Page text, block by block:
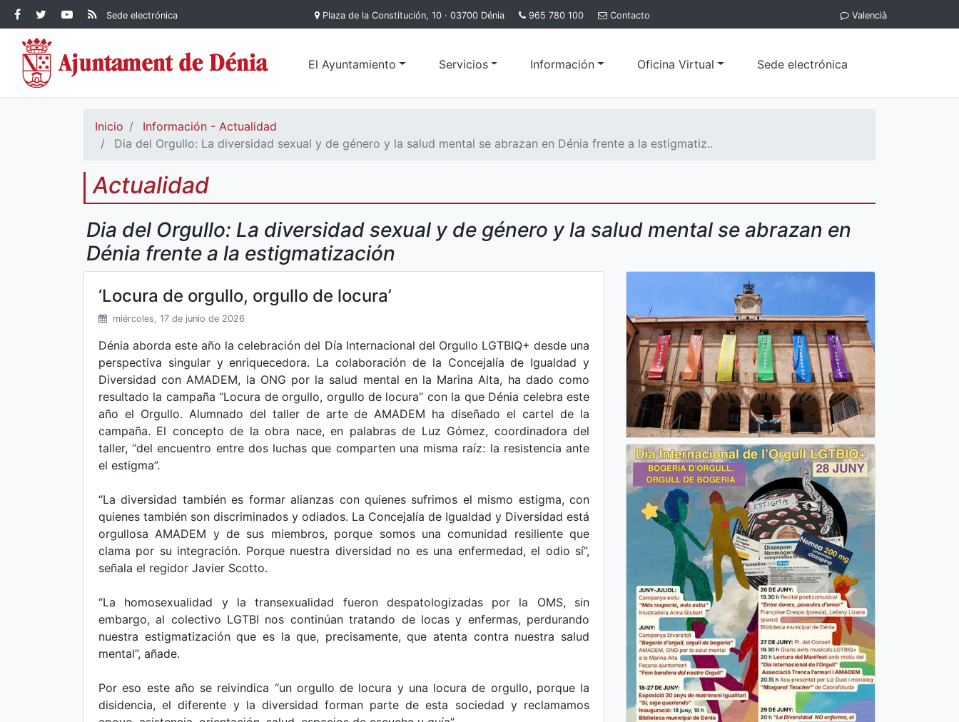
Contenido principal
Facebook Ayuntamiento de
Dénia
Ayuntamiento de Dénia
YouTube
Ayuntamiento de
RSS Actualidad
Ayuntamiento de
Sede electrónica Plaza de la Constitución, 10 · 03700 Dénia 965 780 100 Contacto Valencià
El Ayuntamiento Servicios Información Oficina Virtual Sede electrónica
Inicio
Información - Actualidad
Dia del Orgullo: La diversidad sexual y de género y la salud mental se abrazan en Dénia frente a la estigmatiz..
Actualidad
Dia del Orgullo: La diversidad sexual y de género y la salud mental se abrazan en
Dénia frente a la estigmatización
‘Locura de orgullo, orgullo de locura’
miércoles, 17 de junio de 2026
Dénia aborda este año la celebración del Día Internacional del Orgullo LGTBIQ+ desde una
perspectiva singular y enriquecedora. La colaboración de la Concejalía de Igualdad y
Diversidad con AMADEM, la ONG por la salud mental en la Marina Alta, ha dado como
resultado la campaña “Locura de orgullo, orgullo de locura” con la que Dénia celebra este
año el Orgullo. Alumnado del taller de arte de AMADEM ha diseñado el cartel de la
campaña. El concepto de la obra nace, en palabras de Luz Gómez, coordinadora del
taller, “del encuentro entre dos luchas que comparten una misma raíz: la resistencia ante
el estigma”.
“La diversidad también es formar alianzas con quienes sufrimos el mismo estigma, con
quienes también son discriminados y odiados. La Concejalía de Igualdad y Diversidad está
orgullosa AMADEM y de sus miembros, porque somos una comunidad resiliente que
clama por su integración. Porque nuestra diversidad no es una enfermedad, el odio sí”,
señala el regidor Javier Scotto.
“La homosexualidad y la transexualidad fueron despatologizadas por la OMS, sin
embargo, al colectivo LGTBI nos continúan tratando de locas y enfermas, perdurando
nuestra estigmatización que es la que, precisamente, que atenta contra nuestra salud
mental”, añade.
Por eso este año se reivindica “un orgullo de locura y una locura de orgullo, porque la
disidencia, el diferente y la diversidad forman parte de esta sociedad y reclamamos